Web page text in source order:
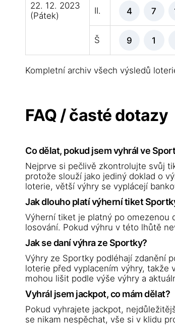
22. 12. 2023
(Pátek)
II. 4 7
Š 9 1
Kompletní archiv všech výsledů
FAQ / časté dotazy
Co dělat, pokud jsem vyhrál ve
Nejprve si pečlivě zkontrolujte svůj
protože slouží jako jediný doklad o
loterie, větší výhry se vyplácejí
Jak dlouho platí výherní tiket
Výherní tiket je platný po omezenou
losování. Pokud výhru v této lhůtě
Jak se daní výhra ze Sportky?
Výhry ze Sportky podléhají zdanění
loterie před vyplacením výhry, takže
mohou lišit podle výše výhry a
Vyhrál jsem jackpot, co mám dělat?
Pokud vyhrajete jackpot,
se nikam nespěchat, vše si v klidu